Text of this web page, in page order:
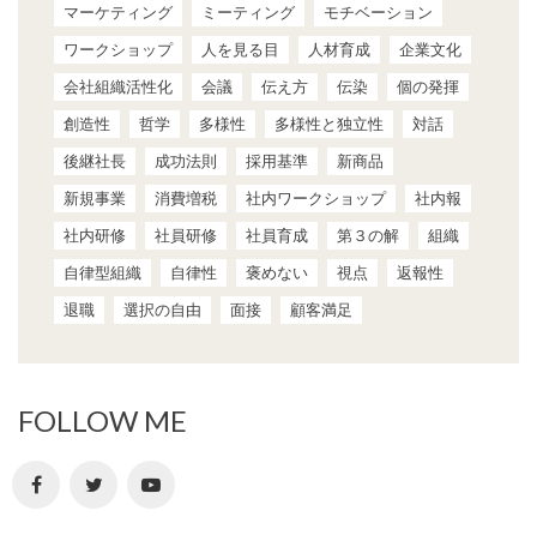
マーケティング
ミーティング
モチベーション
ワークショップ
人を見る目 人材育成
企業文化
会社組織活性化
会議 伝え方 伝染
個の発揮
創造性
哲学 多様性 多様性と独立性
対話
後継社長
成功法則 採用基準
新商品
新規事業
消費増税 社内ワークショップ
社内報
社内研修
社員研修 社員育成 第３の解
組織
自律型組織
自律性 褒めない 視点
返報性
退職
選択の自由 面接 顧客満足
FOLLOW ME